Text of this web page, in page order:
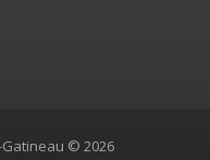
© 2026